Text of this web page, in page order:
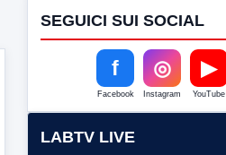
SEGUICI SUI SOCIAL
f
Facebook
◎
Instagram
▶
YouTube
LABTV LIVE